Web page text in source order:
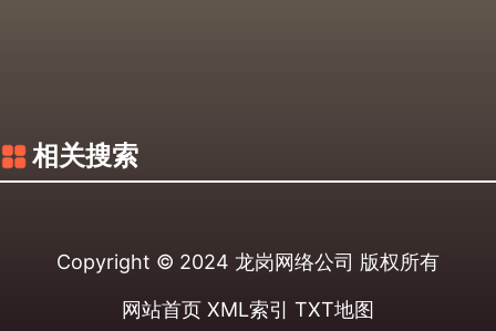
相关搜索
Copyright © 2024 龙岗网络公司 版权所有
网站首页 XML索引 TXT地图